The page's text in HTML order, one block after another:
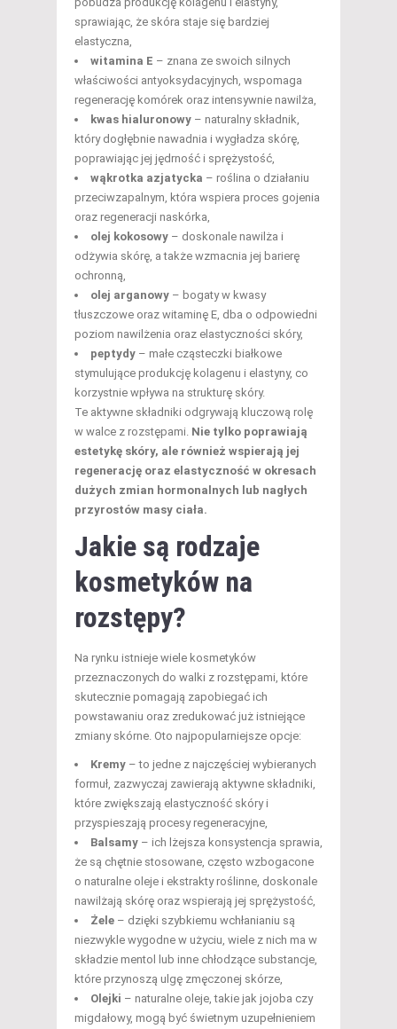
sprawiając, że skóra staje się bardziej
elastyczna,
witamina E – znana ze swoich silnych
właściwości antyoksydacyjnych, wspomaga
regenerację komórek oraz intensywnie nawilża,
kwas hialuronowy – naturalny składnik,
który dogłębnie nawadnia i wygładza skórę,
poprawiając jej jędrność i sprężystość,
wąkrotka azjatycka – roślina o działaniu
przeciwzapalnym, która wspiera proces gojenia
oraz regeneracji naskórka,
olej kokosowy – doskonale nawilża i
odżywia skórę, a także wzmacnia jej barierę
ochronną,
olej arganowy – bogaty w kwasy
tłuszczowe oraz witaminę E, dba o odpowiedni
poziom nawilżenia oraz elastyczności skóry,
peptydy – małe cząsteczki białkowe
stymulujące produkcję kolagenu i elastyny, co
korzystnie wpływa na strukturę skóry.
Te aktywne składniki odgrywają kluczową rolę
w walce z rozstępami. Nie tylko poprawiają
estetykę skóry, ale również wspierają jej
regenerację oraz elastyczność w okresach
dużych zmian hormonalnych lub nagłych
przyrostów masy ciała.
Jakie są rodzaje
kosmetyków na
rozstępy?
Na rynku istnieje wiele kosmetyków
przeznaczonych do walki z rozstępami, które
skutecznie pomagają zapobiegać ich
powstawaniu oraz zredukować już istniejące
zmiany skórne. Oto najpopularniejsze opcje:
Kremy – to jedne z najczęściej wybieranych
formuł, zazwyczaj zawierają aktywne składniki,
które zwiększają elastyczność skóry i
przyspieszają procesy regeneracyjne,
Balsamy – ich lżejsza konsystencja sprawia,
że są chętnie stosowane, często wzbogacone
o naturalne oleje i ekstrakty roślinne, doskonale
nawilżają skórę oraz wspierają jej sprężystość,
Żele – dzięki szybkiemu wchłanianiu są
niezwykle wygodne w użyciu, wiele z nich ma w
składzie mentol lub inne chłodzące substancje,
które przynoszą ulgę zmęczonej skórze,
Olejki – naturalne oleje, takie jak jojoba czy
migdałowy, mogą być świetnym uzupełnieniem